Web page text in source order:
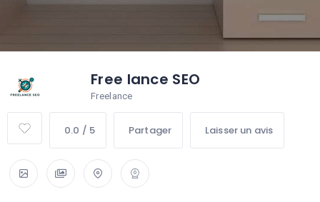
Free lance SEO
Freelance
0.0 / 5 Partager Laisser un avis